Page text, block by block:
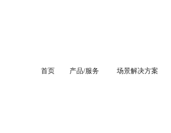
首页 产品/服务 场景解决方案